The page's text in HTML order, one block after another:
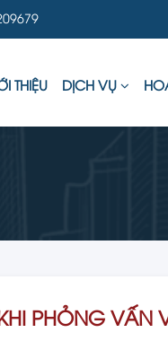
THIỆU DỊCH VỤ
PHỎNG VẤN